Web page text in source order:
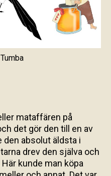
mataffären på
det gör den till en av
den absolut äldsta i
drev den själva och
kunde man köpa